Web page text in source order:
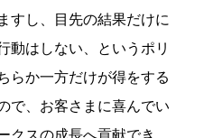
すし、目先の結果だけに
動はしない、というポリ
らか一方だけが得をする
で、お客さまに喜んでい